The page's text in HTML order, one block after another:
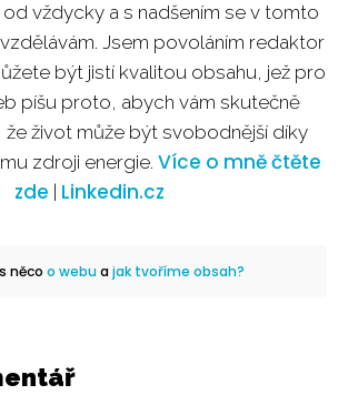
od vždycky a s nadšením se v tomto
Jsem povoláním redaktor
být jistí kvalitou obsahu, jež pro
píšu proto, abych vám skutečně
že život může být svobodnější díky
zdroji energie. Více o mně čtěte
zde Linkedin.cz
něco o webuajak tvoříme obsah?